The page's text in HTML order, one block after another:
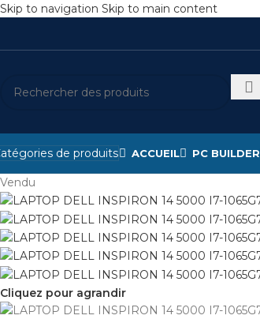
Skip to navigation Skip to main content
de produits ACCUEIL PC BUILDER
Vendu
Cliquez pour agrandir